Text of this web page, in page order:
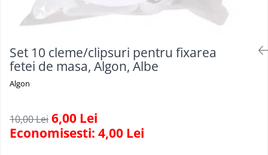
Sfoara si franghii
prindere
Mufe si conectori irigare
Pavaje si borduri
Programatoare stropire
Sere si solarii
Umbrele si pavilioane gradina
Pentru toaleta si wc
Solutii pentru suprafetele din lemn
Solutii specializate
Solutii profesionale pentru
bucatarie
spalatorii auto
Set 10 cleme/clipsuri pentru fixarea
fetei de masa, Algon, Albe
Algon
10,00 Lei 6,00 Lei
Economisesti: 4,00 Lei